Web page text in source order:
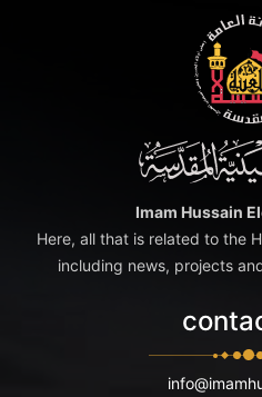
Imam Hussain
Here, all that is related to the
including news, projects